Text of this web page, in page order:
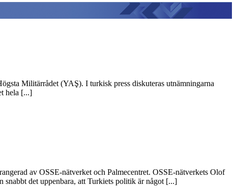
Militärrådet (YAŞ). I turkisk press diskuteras utnämningarna
hela [...]
av OSSE-nätverket och Palmecentret. OSSE-nätverkets Olof
snabbt det uppenbara, att Turkiets politik är något [...]